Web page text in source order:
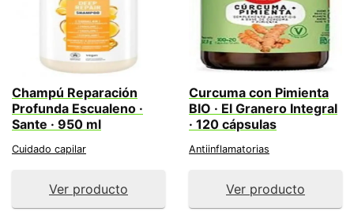
Champú Reparación
Profunda Escualeno ·
Sante · 950 ml
Cuidado capilar
Ver producto
Curcuma con Pimienta
BIO · El Granero Integral
· 120 cápsulas
Antiinflamatorias
Ver producto